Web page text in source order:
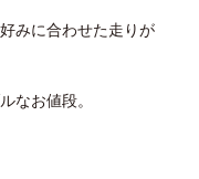
みに合わせた走りが
なお値段。